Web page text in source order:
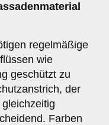
regelmäßige
wie
geschützt zu
der
Farben